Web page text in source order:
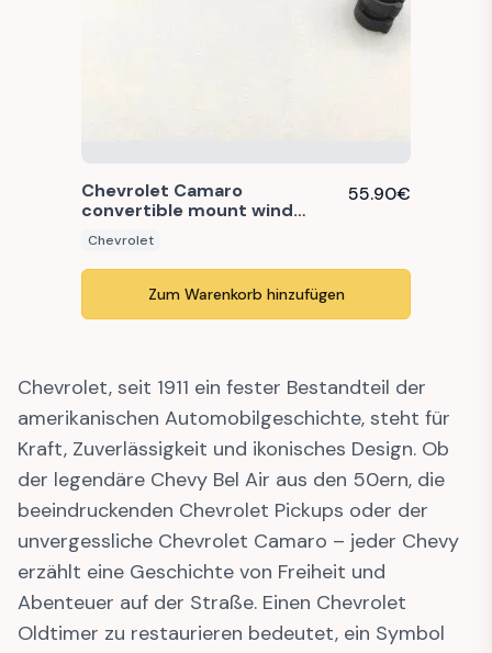
Chevrolet Camaro
convertible mount wind
55.90€
Chevrolet
Zum Warenkorb hinzufügen
Chevrolet, seit 1911 ein fester Bestandteil der
amerikanischen Automobilgeschichte, steht für
Kraft, Zuverlässigkeit und ikonisches Design. Ob
der legendäre Chevy Bel Air aus den 50ern, die
beeindruckenden Chevrolet Pickups oder der
unvergessliche Chevrolet Camaro – jeder Chevy
erzählt eine Geschichte von Freiheit und
Abenteuer auf der Straße. Einen Chevrolet
Oldtimer zu restaurieren bedeutet, ein Symbol